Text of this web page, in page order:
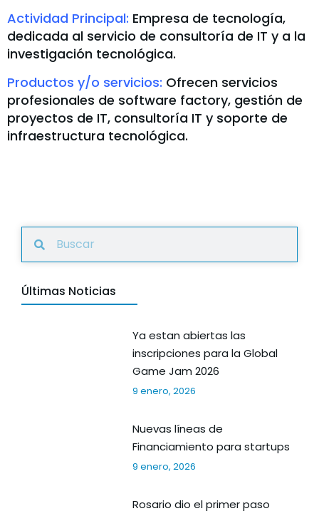
Actividad Principal: Empresa de tecnología,
dedicada al servicio de consultoría de IT y a la
investigación tecnológica.
Productos y/o servicios: Ofrecen servicios
profesionales de software factory, gestión de
proyectos de IT, consultoría IT y soporte de
infraestructura tecnológica.
Últimas Noticias
Ya estan abiertas las
inscripciones para la Global
Game Jam 2026
9 enero, 2026
Nuevas líneas de
Financiamiento para startups
9 enero, 2026
Rosario dio el primer paso